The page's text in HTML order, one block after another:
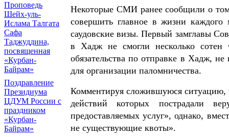
Проповедь
Шейх-уль-
Ислама Талгата
Сафа
Таджуддина,
посвященная
«Курбан-
Байрам»
Поздравление
Президиума
ЦДУМ России с
праздником
«Курбан-
Байрам»
Некоторые СМИ ранее сообщили о
совершить главное в жизни каждого
саудовские визы. Первый замглавы
в Хадж не смогли несколько сотен
обязательства по отправке в Хадж,
для организации паломничества.
Комментируя сложившуюся ситуацию,
действий которых пострадали
предоставляемых услуг», однако,
не существующие квоты».